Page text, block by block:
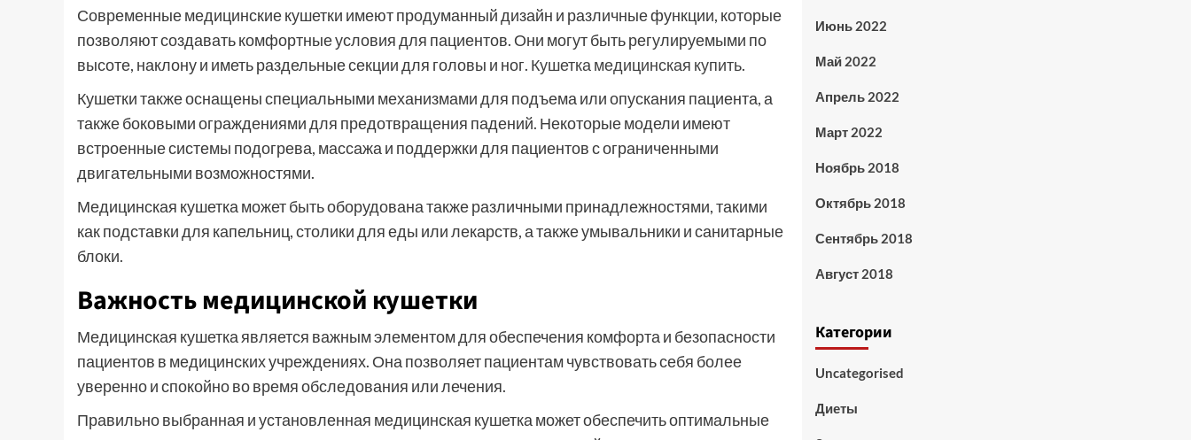
Современные медицинские кушетки имеют продуманный дизайн и различные функции, которые
позволяют создавать комфортные условия для пациентов. Они могут быть регулируемыми по
высоте, наклону и иметь раздельные секции для головы и ног. Кушетка медицинская купить.
Кушетки также оснащены специальными механизмами для подъема или опускания пациента, а
также боковыми ограждениями для предотвращения падений. Некоторые модели имеют
встроенные системы подогрева, массажа и поддержки для пациентов с ограниченными
двигательными возможностями.
Медицинская кушетка может быть оборудована также различными принадлежностями, такими
как подставки для капельниц, столики для еды или лекарств, а также умывальники и санитарные
блоки.
Важность медицинской кушетки
Медицинская кушетка является важным элементом для обеспечения комфорта и безопасности
пациентов в медицинских учреждениях. Она позволяет пациентам чувствовать себя более
уверенно и спокойно во время обследования или лечения.
Правильно выбранная и установленная медицинская кушетка может обеспечить оптимальные
Июнь 2022
Май 2022
Апрель 2022
Март 2022
Ноябрь 2018
Октябрь 2018
Сентябрь 2018
Август 2018
Категории
Uncategorised
Диеты